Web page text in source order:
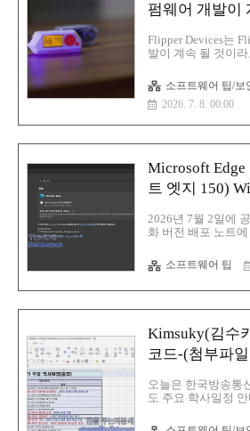
펌웨어 개발이
Flipper Devices는
발이 계속 될 것이라
의존도가 높아졌습
제조업체가 Flipper
과 같은 새로운 장치
습니다.주의력 결핍
를 가진 사람들이
에서 7월 14일에 공
만 함을 줄일 수 있
Bar 장치도 있습니
Flipper Zero 휴대용
펌웨어는 여전히 유
개발은 ..
소프트웨어 팁/보
2026. 7. 8. 00:00
Microsoft
트 엣지 150)
2026년 7월 2일에
화 버전 배포 노트
Google 계정을 통
부터는 사용자는
용자에게 점진적으
템 관리자는 새로운
사용하여 기능의
습니다.이번 변경
프트가 구글 서비스
합할 계획이 없다
의 행보이며 해당
소프트웨어 팁
Kimsuky(김수
코드-(첨부파
오늘은 한국방송통
도 주요 학사일정